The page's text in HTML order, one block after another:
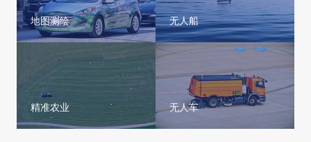
地图测绘 无人船
精准农业 无人车